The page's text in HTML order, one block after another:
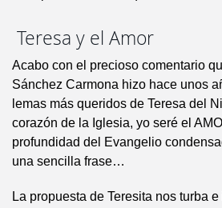
Teresa y el Amor
Acabo con el precioso comentario
Sánchez Carmona hizo hace unos
lemas más queridos de Teresa del
corazón de la Iglesia, yo seré el
profundidad del Evangelio
una sencilla frase…
La propuesta de Teresita nos turba